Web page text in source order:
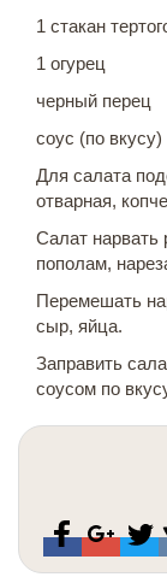
1 стакан
1 огурец
черный перец
соус (по вкусу)
Для салата
отварная,
Салат нарвать
пополам,
Перемешать
сыр, яйца.
Заправить
соусом по